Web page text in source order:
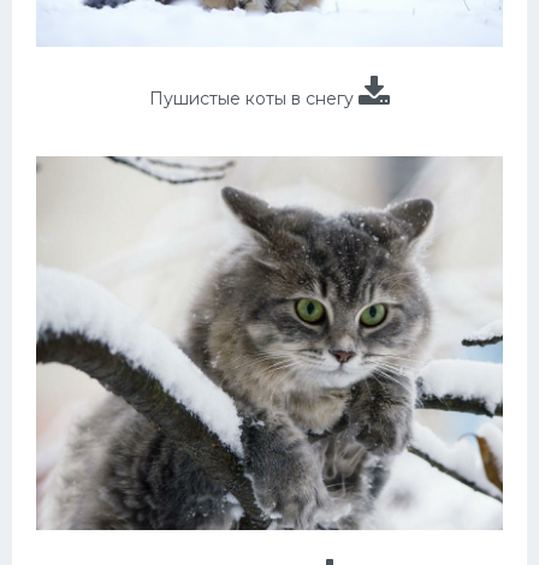
Пушистые коты в снегу